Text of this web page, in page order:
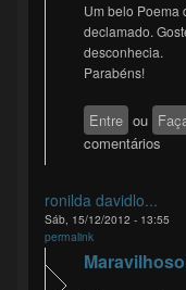
Um belo Poema
declamado.
desconhecia.
Parabéns!
Entre ou
comentários
ronilda davidlo...
Sáb, 15/12/2012 - 13:55
permalink